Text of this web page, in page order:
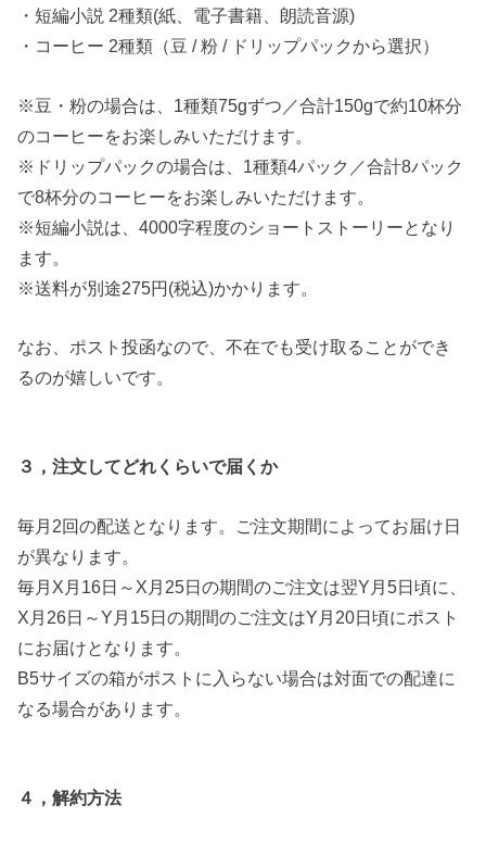
・短編小説 2種類(紙、電子書籍、朗読音源)
・コーヒー 2種類（豆 / 粉 / ドリップパックから選択）
※豆・粉の場合は、1種類75gずつ／合計150gで約10杯分
のコーヒーをお楽しみいただけます。
※ドリップパックの場合は、1種類4パック／合計8パック
で8杯分のコーヒーをお楽しみいただけます。
※短編小説は、4000字程度のショートストーリーとなり
ます。
※送料が別途275円(税込)かかります。
なお、ポスト投函なので、不在でも受け取ることができ
るのが嬉しいです。
３，注文してどれくらいで届くか
毎月2回の配送となります。ご注文期間によってお届け日
が異なります。
毎月X月16日～X月25日の期間のご注文は翌Y月5日頃に、
X月26日～Y月15日の期間のご注文はY月20日頃にポスト
にお届けとなります。
B5サイズの箱がポストに入らない場合は対面での配達に
なる場合があります。
４，解約方法